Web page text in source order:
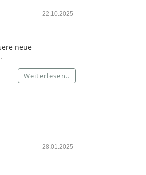
22.10.2025
neue
Weiterlesen..
28.01.2025